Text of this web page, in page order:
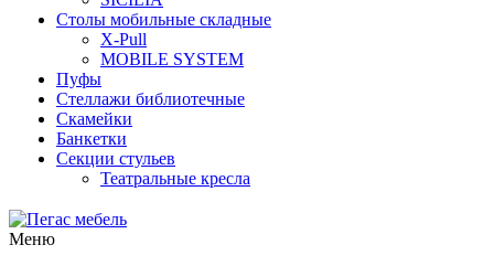
Столы мобильные складные
X-Pull
MOBILE SYSTEM
Пуфы
Стеллажи библиотечные
Скамейки
Банкетки
Секции стульев
Театральные кресла
Меню